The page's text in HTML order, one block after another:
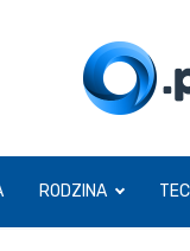
RODZINA